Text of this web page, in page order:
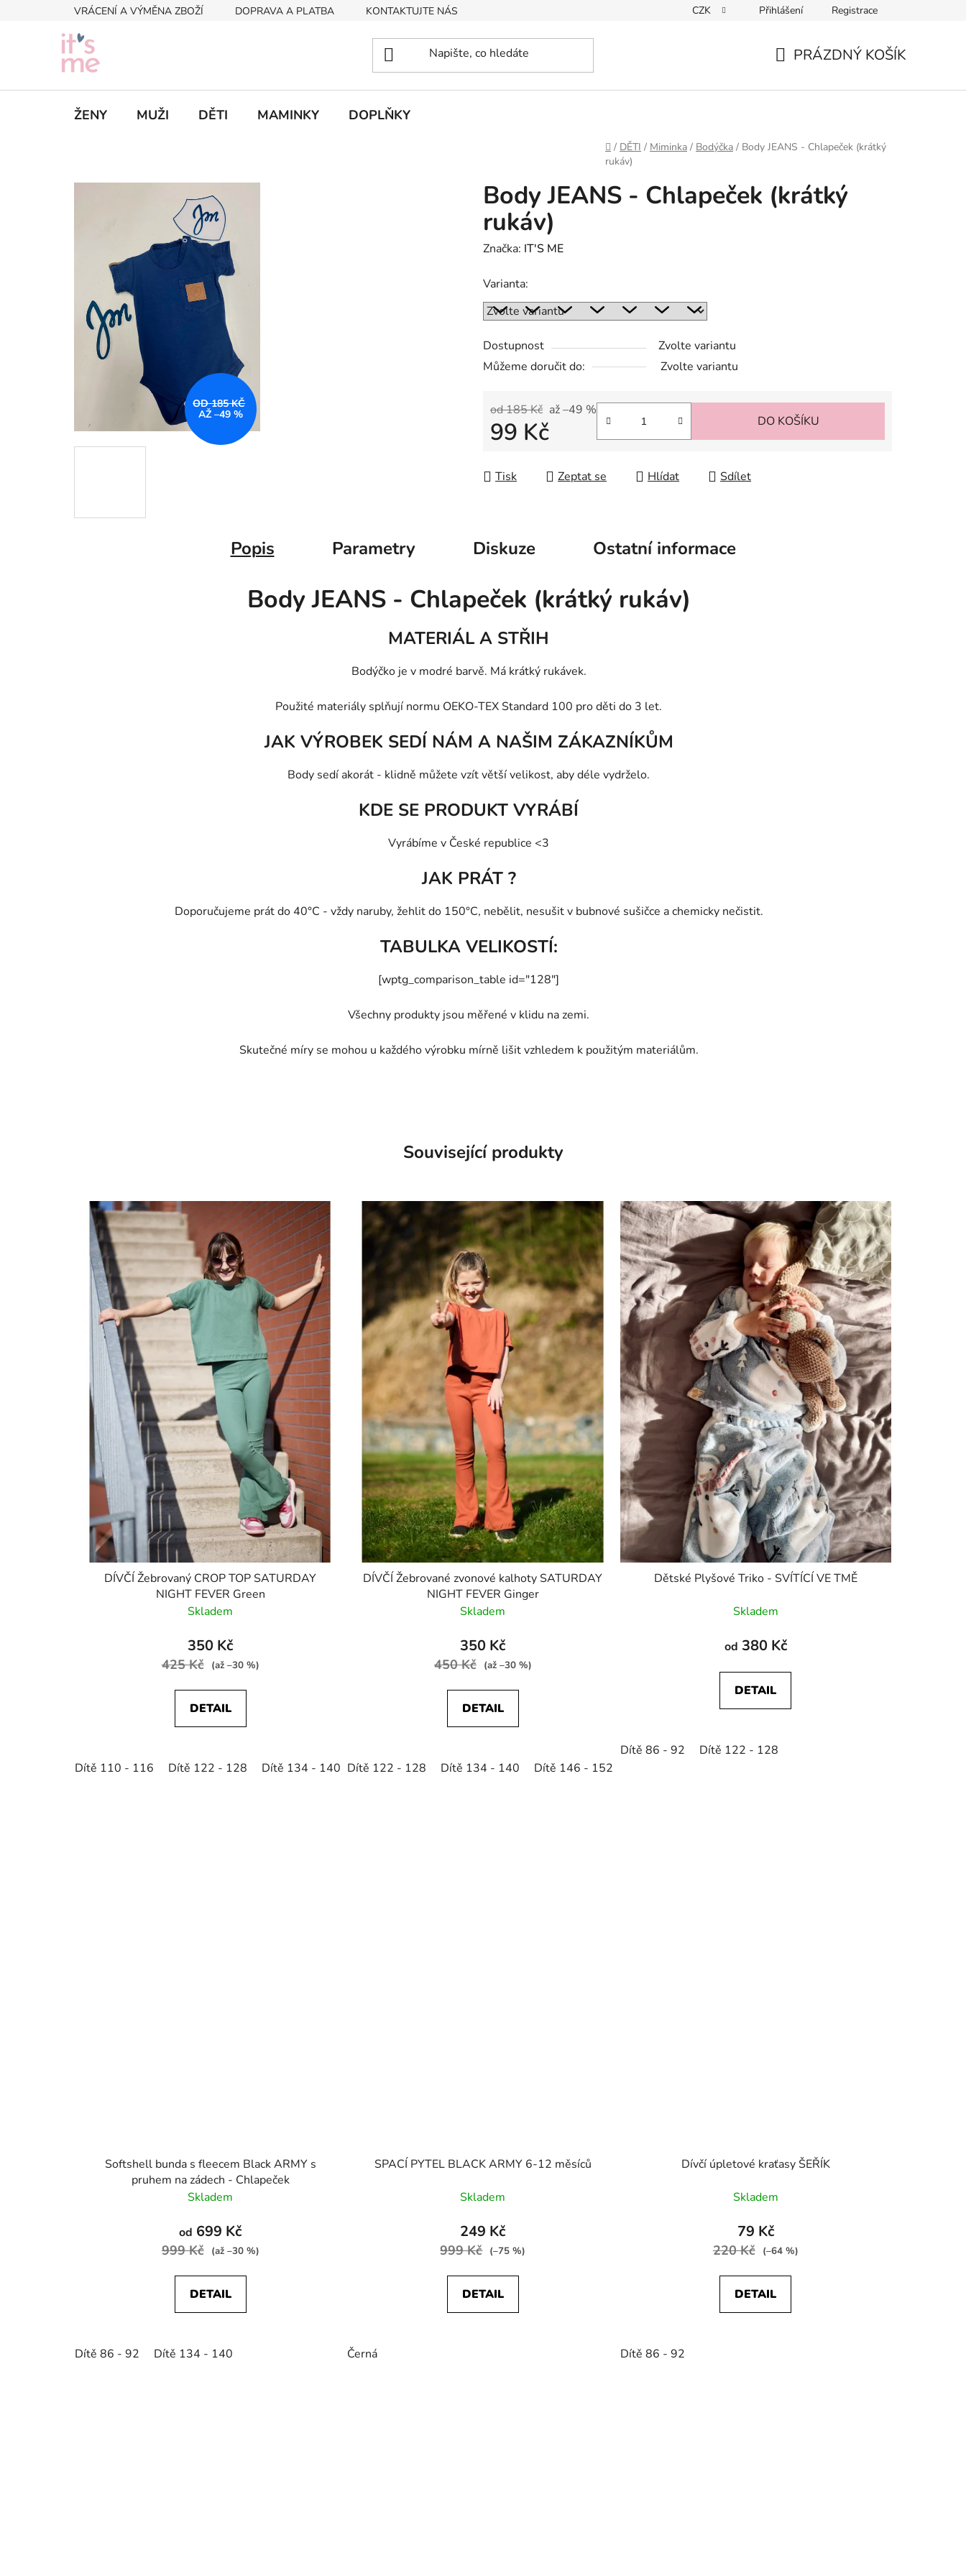
VRÁCENÍ A VÝMĚNA ZBOŽÍ DOPRAVA A PLATBA KONTAKTUJTE NÁS Podmínky ochrany osobních údajů
CZK Přihlášení Registrace
PRÁZDNÝ KOŠÍK
ŽENY MUŽI DĚTI MAMINKY DOPLŇKY
Domů
/ DĚTI / Miminka / Bodýčka / Body JEANS - Chlapeček (krátký
rukáv)
Body JEANS - Chlapeček (krátký
rukáv)
Značka: IT'S ME
Varianta:
Dostupnost
Zvolte variantu
Můžeme doručit do:
Zvolte variantu
od 185 Kč až –49 %
99 Kč DO KOŠÍKU
Tisk Zeptat se Hlídat Sdílet
OD 185 KČ
AŽ –49 %
Popis Parametry Diskuze Ostatní informace
Body JEANS - Chlapeček (krátký rukáv)
MATERIÁL A STŘIH
Bodýčko je v modré barvě. Má krátký rukávek.
Použité materiály splňují normu OEKO-TEX Standard 100 pro děti do 3 let.
JAK VÝROBEK SEDÍ NÁM A NAŠIM ZÁKAZNÍKŮM
Body sedí akorát - klidně můžete vzít větší velikost, aby déle vydrželo.
KDE SE PRODUKT VYRÁBÍ
Vyrábíme v České republice <3
JAK PRÁT ?
Doporučujeme prát do 40°C - vždy naruby, žehlit do 150°C, nebělit, nesušit v bubnové sušičce a chemicky nečistit.
TABULKA VELIKOSTÍ:
[wptg_comparison_table id="128"]
Všechny produkty jsou měřené v klidu na zemi.
Skutečné míry se mohou u každého výrobku mírně lišit vzhledem k použitým materiálům.
Související produkty
DÍVČÍ Žebrovaný CROP TOP SATURDAY
NIGHT FEVER Green
Skladem
350 Kč
425 Kč (až –30 %)
DETAIL
Dítě 110 - 116 Dítě 122 - 128 Dítě 134 - 140 Dítě 146 - 152
DÍVČÍ Žebrované zvonové kalhoty SATURDAY
NIGHT FEVER Ginger
Skladem
350 Kč
450 Kč (až –30 %)
DETAIL
Dítě 122 - 128 Dítě 134 - 140 Dítě 146 - 152
Dětské Plyšové Triko - SVÍTÍCÍ VE TMĚ
Skladem
od 380 Kč
DETAIL
Dítě 86 - 92 Dítě 122 - 128
Softshell bunda s fleecem Black ARMY s
pruhem na zádech - Chlapeček
Skladem
od 699 Kč
999 Kč (až –30 %)
DETAIL
Dítě 86 - 92 Dítě 134 - 140
SPACÍ PYTEL BLACK ARMY 6-12 měsíců
Skladem
249 Kč
999 Kč (–75 %)
DETAIL
Černá
Dívčí úpletové kraťasy ŠEŘÍK
Skladem
79 Kč
220 Kč (–64 %)
DETAIL
Dítě 86 - 92